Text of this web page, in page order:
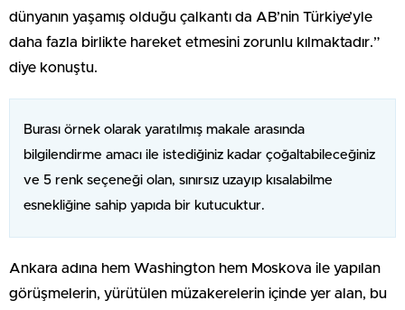
dünyanın yaşamış olduğu çalkantı da AB’nin Türkiye’yle
daha fazla birlikte hareket etmesini zorunlu kılmaktadır.”
diye konuştu.
Burası örnek olarak yaratılmış makale arasında
bilgilendirme amacı ile istediğiniz kadar çoğaltabileceğiniz
ve 5 renk seçeneği olan, sınırsız uzayıp kısalabilme
esnekliğine sahip yapıda bir kutucuktur.
Ankara adına hem Washington hem Moskova ile yapılan
görüşmelerin, yürütülen müzakerelerin içinde yer alan, bu